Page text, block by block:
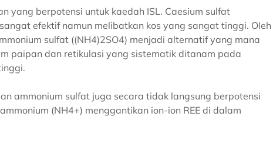
yang berpotensi untuk kaedah ISL. Caesium sulfat
efektif namun melibatkan kos yang sangat tinggi. Oleh
sulfat ((NH4)2SO4) menjadi alternatif yang mana
paipan dan retikulasi yang sistematik ditanam pada
ammonium sulfat juga secara tidak langsung berpotensi
(NH4+) menggantikan ion-ion REE di dalam